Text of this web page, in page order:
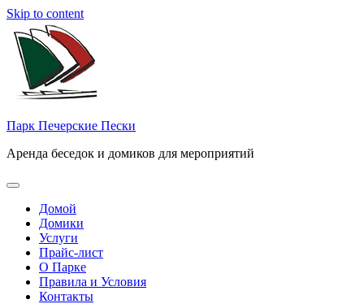
Skip to content
Парк Печерские Пески
Аренда беседок и домиков для мероприятий
Домой
Домики
Услуги
Прайс-лист
О Парке
Правила и Условия
Контакты